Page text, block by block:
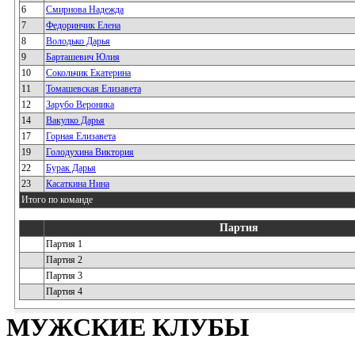
6
Смирнова Надежда
7
Федоринчик Елена
8
Володько Дарья
9
Барташевич Юлия
10
Сокольчик Екатерина
11
Томашевская Елизавета
12
Зарубо Вероника
14
Вакулко Дарья
17
Горная Елизавета
19
Голодухина Виктория
22
Бурак Дарья
23
Касаткина Нина
Итого по команде
Партия
Партия 1
Партия 2
Партия 3
Партия 4
МУЖСКИЕ КЛУБЫ